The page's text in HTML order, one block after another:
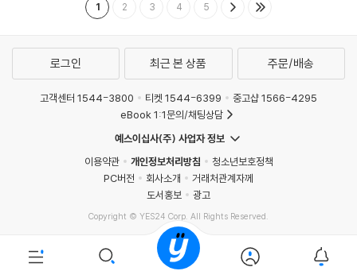
1 2 3 4 5
로그인 최근 본 상품 주문/배송
고객센터 1544-3800 티켓 1544-6399
중고샵 1566-4295
eBook 1:1문의/채팅상담
예스이십사(주) 사업자 정보
이용약관
개인정보처리방침
청소년보호정책
PC버전
회사소개
거래처관계자께
도서홍보
광고
Copyright © YES24 Corp. All Rights Reserved.